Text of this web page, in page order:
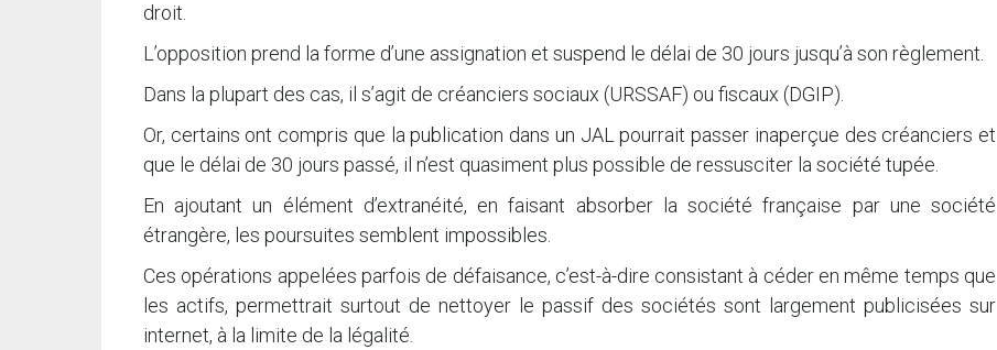
droit.
L’opposition prend la forme d’une assignation et suspend le délai de 30 jours jusqu’à son règlement.
Dans la plupart des cas, il s’agit de créanciers sociaux (URSSAF) ou fiscaux (DGIP).
Or, certains ont compris que la publication dans un JAL pourrait passer inaperçue des créanciers et
que le délai de 30 jours passé, il n’est quasiment plus possible de ressusciter la société tupée.
En ajoutant un élément d’extranéité, en faisant absorber la société française par une société
étrangère, les poursuites semblent impossibles.
Ces opérations appelées parfois de défaisance, c’est-à-dire consistant à céder en même temps que
les actifs, permettrait surtout de nettoyer le passif des sociétés sont largement publicisées sur
internet, à la limite de la légalité.